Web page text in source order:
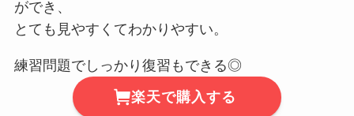
ができ、
とても見やすくてわかりやすい。
練習問題でしっかり復習もできる◎
楽天で購入する